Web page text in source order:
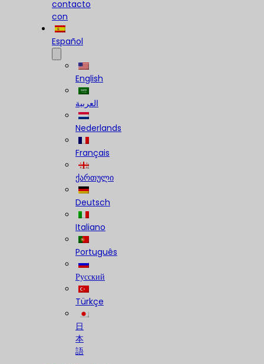
contacto
con
Español
English
العربية
Nederlands
Français
ქართული
Deutsch
Italiano
Português
Русский
Türkçe
日
本
語